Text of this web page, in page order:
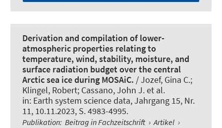
Derivation and compilation of lower-
atmospheric properties relating to
temperature, wind, stability, moisture, and
surface radiation budget over the central
Arctic sea ice during MOSAiC. / Jozef, Gina C.;
Klingel, Robert; Cassano, John J. et al.
in: Earth system science data, Jahrgang 15, Nr.
11, 10.11.2023, S. 4983-4995.
Publikation: Beitrag in Fachzeitschrift › Artikel ›